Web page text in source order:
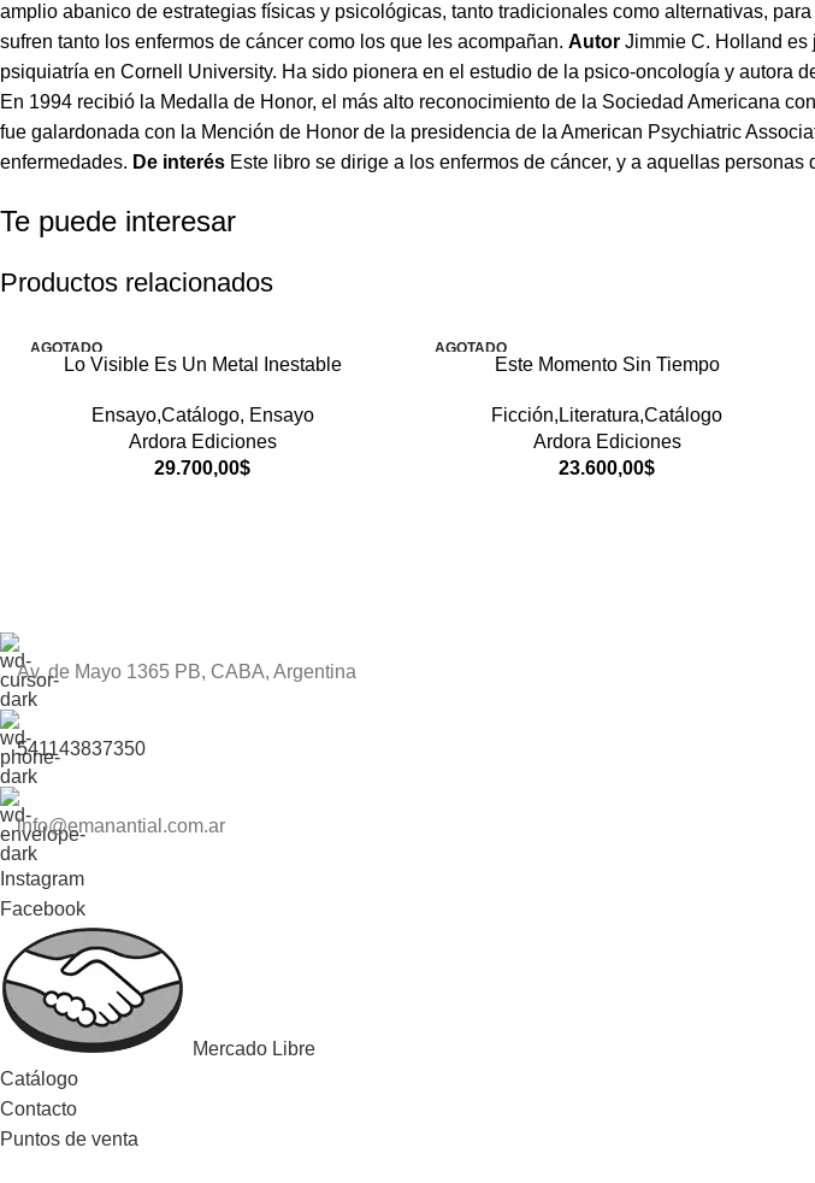
amplio abanico de estrategias físicas y psicológicas, tanto tradicionales como alternativas,
sufren tanto los enfermos de cáncer como los que les acompañan. Autor Jimmie C. Holland es
psiquiatría en Cornell University. Ha sido pionera en el estudio de la psico-oncología y autora
En 1994 recibió la Medalla de Honor, el más alto reconocimiento de la Sociedad Americana
fue galardonada con la Mención de Honor de la presidencia de la American Psychiatric
enfermedades. De interés Este libro se dirige a los enfermos de cáncer, y a aquellas
Te puede interesar
Productos relacionados
AGOTADO
Lo Visible Es Un Metal Inestable
Ensayo,Catálogo, Ensayo
Ardora Ediciones
29.700,00$
AGOTADO
Este Momento Sin Tiempo
Ficción,Literatura,Catálogo
Ardora Ediciones
23.600,00$
Av. de Mayo 1365 PB, CABA, Argentina
541143837350
info@emanantial.com.ar
Instagram
Facebook
Mercado Libre
Catálogo
Contacto
Puntos de venta